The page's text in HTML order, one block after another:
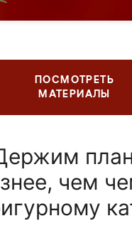
ПОСМОТРЕТЬ
МАТЕРИАЛЫ
чем